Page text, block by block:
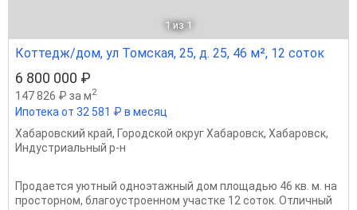
1 из 1
Коттедж/дом, ул Томская, 25, д. 25, 46 м², 12 соток
6 800 000 ₽
147 826 ₽ за м2
Ипотека от 32 581 ₽ в месяц
Хабаровский край, Городской округ Хабаровск, Хабаровск,
Индустриальный р-н
Продается уютный одноэтажный дом площадью 46 кв. м. на
просторном, благоустроенном участке 12 соток. Отличный